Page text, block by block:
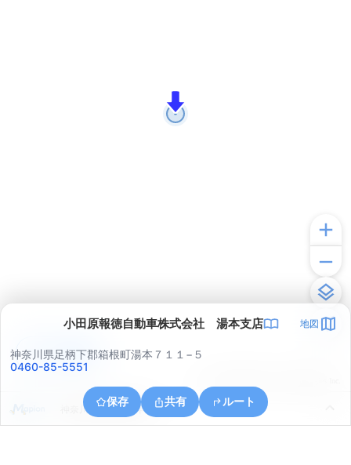
小田原報徳自動車株式会社 湯本支店 地図
神奈川県足柄下郡箱根町湯本７１１−５
0460-85-5551
保存 共有 ルート
神奈川県小田原市早川
アプリで見る